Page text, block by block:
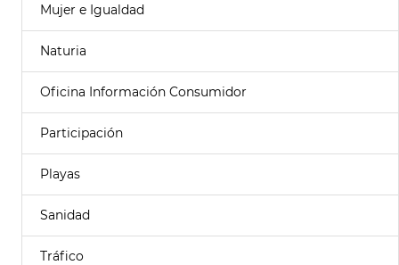
Mujer e Igualdad
Naturia
Oficina Información Consumidor
Participación
Playas
Sanidad
Tráfico